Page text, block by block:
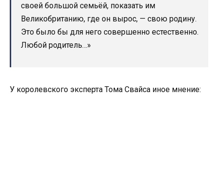
своей большой семьёй, показать им
Великобританию, где он вырос, — свою родину.
Это было бы для него совершенно естественно.
Любой родитель…»
У королевского эксперта Тома Свайса иное мнение: